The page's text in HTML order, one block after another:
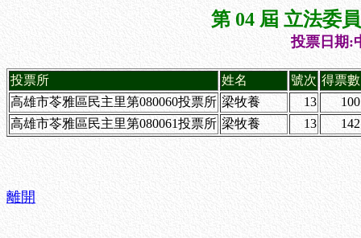
第 04 屆 立法委
投票日期:
投票所 姓名 號次 得票數
高雄市苓雅區民主里第080060投票所 梁牧養 13
100
高雄市苓雅區民主里第080061投票所 梁牧養 13 142
離開